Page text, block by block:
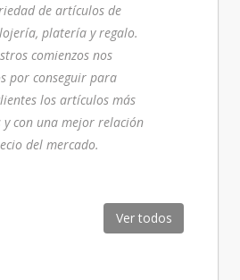
de artículos de
platería y regalo.
comienzos nos
por conseguir para
los artículos más
y con una mejor relación
del mercado.
Ver todos